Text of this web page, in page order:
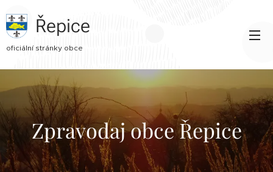
Řepice
oficiální stránky obce
Zpravodaj obce Řepice